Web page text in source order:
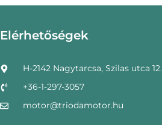
Elérhetőségek
H-2142 Nagytarcsa, Szilas utca 12.
+36-1-297-3057
motor@triodamotor.hu